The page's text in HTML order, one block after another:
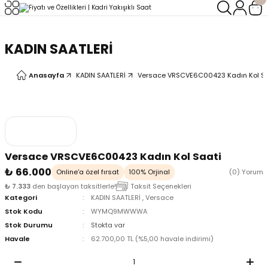
KADIN SAATLERİ
Anasayfa KADIN SAATLERİ Versace VRSCVE6C00423 Kadın Kol
Versace VRSCVE6C00423 Kadın Kol Saati
₺ 66.000
Online'a özel fırsat 100% Orjinal
(0) Yorum
₺ 7.333 den başlayan taksitlerle!
Taksit Seçenekleri
Kategori
KADIN SAATLERİ ,Versace
Stok Kodu
WYMQ9MWWWA
Stok Durumu
Stokta var
Havale
62.700,00 TL (%5,00 havale indirimi)
Geri Dön
Geri Dön